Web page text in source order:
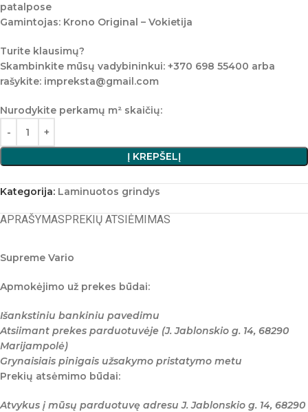
patalpose
Gamintojas: Krono Original – Vokietija
Turite klausimų?
Skambinkite mūsų vadybininkui: +370 698 55400 arba
rašykite: impreksta@gmail.com
Nurodykite perkamų m² skaičių:
Į KREPŠELĮ
Kategorija: Laminuotos grindys
APRAŠYMASPREKIŲ ATSIĖMIMAS
Supreme Vario
Apmokėjimo už prekes būdai:
Išankstiniu bankiniu pavedimu
Atsiimant prekes parduotuvėje (J. Jablonskio g. 14, 68290
Marijampolė)
Grynaisiais pinigais užsakymo pristatymo metu
Prekių atsėmimo būdai:
Atvykus į mūsų parduotuvę adresu J. Jablonskio g. 14, 68290